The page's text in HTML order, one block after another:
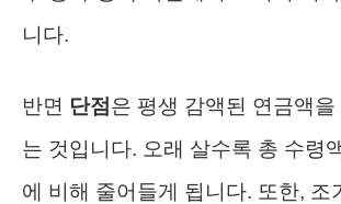
니다.
반면 단점 은 평생 감액된 연금액
는 것입니다. 오래 살수록 총 수령
에 비해 줄어들게 됩니다. 또한, 조